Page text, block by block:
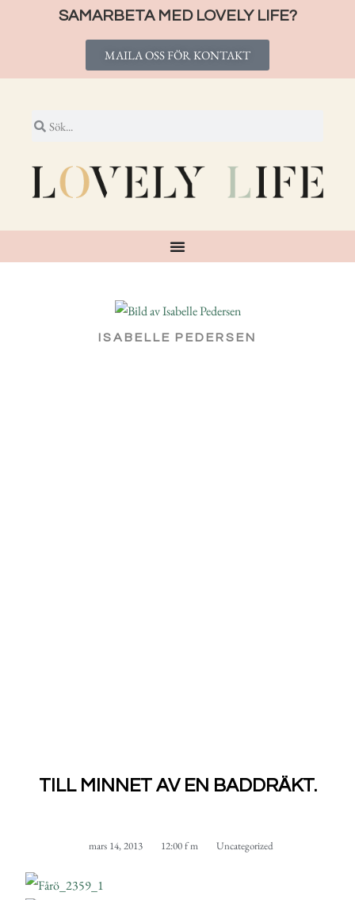
SAMARBETA MED LOVELY LIFE?
MAILA OSS FÖR KONTAKT
ISABELLE PEDERSEN
TILL MINNET AV EN BADDRÄKT.
mars 14, 2013 12:00 f m Uncategorized